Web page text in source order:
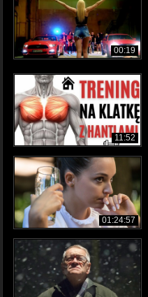
00:19
11:52
01:24:57